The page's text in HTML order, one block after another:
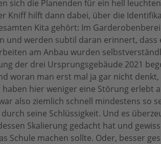
sich die Planenden für ein hell
Kniff hilft dann dabei, über die
Kita gehört: Im
und werden subtil daran erinnert,
am Anbau wurden
der drei Ursprungsgebäude 2021
woran man erst mal ja gar nicht
haben hier weniger eine Störung erlebt
also ziemlich schnell mindestens so
seine Schlüssigkeit. Und es
Skalierung gedacht hat und
Schule machen sollte. Oder, besser